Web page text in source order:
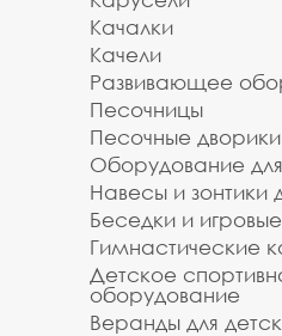
Качалки
Качели
Развивающее
Песочницы
Песочные дворики
Оборудование
Навесы и зонтики
Беседки и
Гимнастические
Детское
оборудование
Веранды для